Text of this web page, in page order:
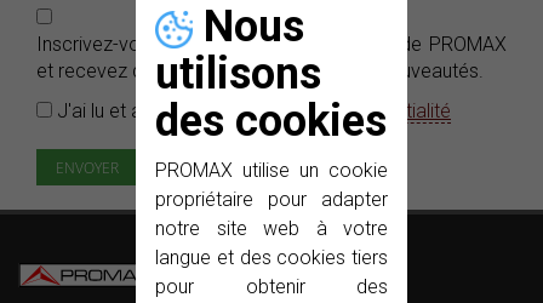
Nous
utilisons
des cookies
PROMAX utilise un cookie
propriétaire pour adapter
notre site web à votre
langue et des cookies tiers
pour obtenir des
Inscrivez-vous gratuitement aux
de PROMAX
et recevez dans votre boîte e-mails nos nouveautés.
J'ai lu et accepté la
Politique de confidentialité